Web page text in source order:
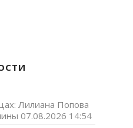
Лилиана Попова
07.08.2026 14:54